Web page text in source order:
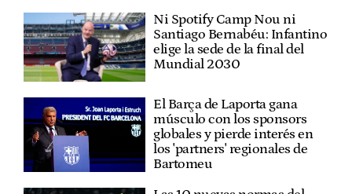
Ni Spotify Camp Nou ni
Santiago Bernabéu: Infantino
elige la sede de la final del
Mundial 2030
El Barça de Laporta gana
músculo con los sponsors
globales y pierde interés en
los 'partners' regionales de
Bartomeu